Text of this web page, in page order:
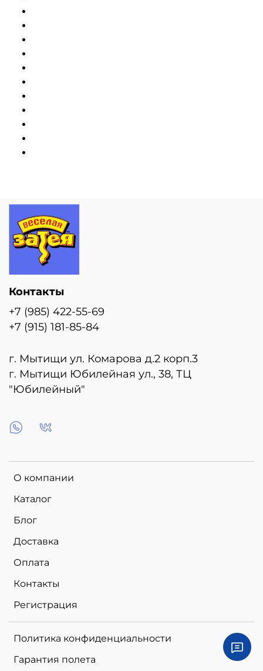
О компании
Каталог
Блог
Доставка
Оплата
Контакты
Регистрация
Политика конфиденциальности
Гарантия полета
Контакты
+7 (985) 422-55-69
+7 (915) 181-85-84
г. Мытищи ул. Комарова д.2 корп.3
г. Мытищи Юбилейная ул., 38, ТЦ
"Юбилейный"